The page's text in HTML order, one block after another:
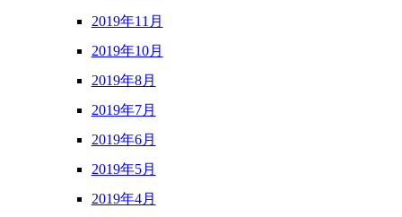
2019年11月
2019年10月
2019年8月
2019年7月
2019年6月
2019年5月
2019年4月